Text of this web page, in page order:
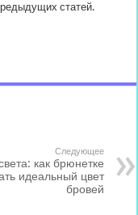
статей.
Следующее
как брюнетке
идеальный цвет
бровей